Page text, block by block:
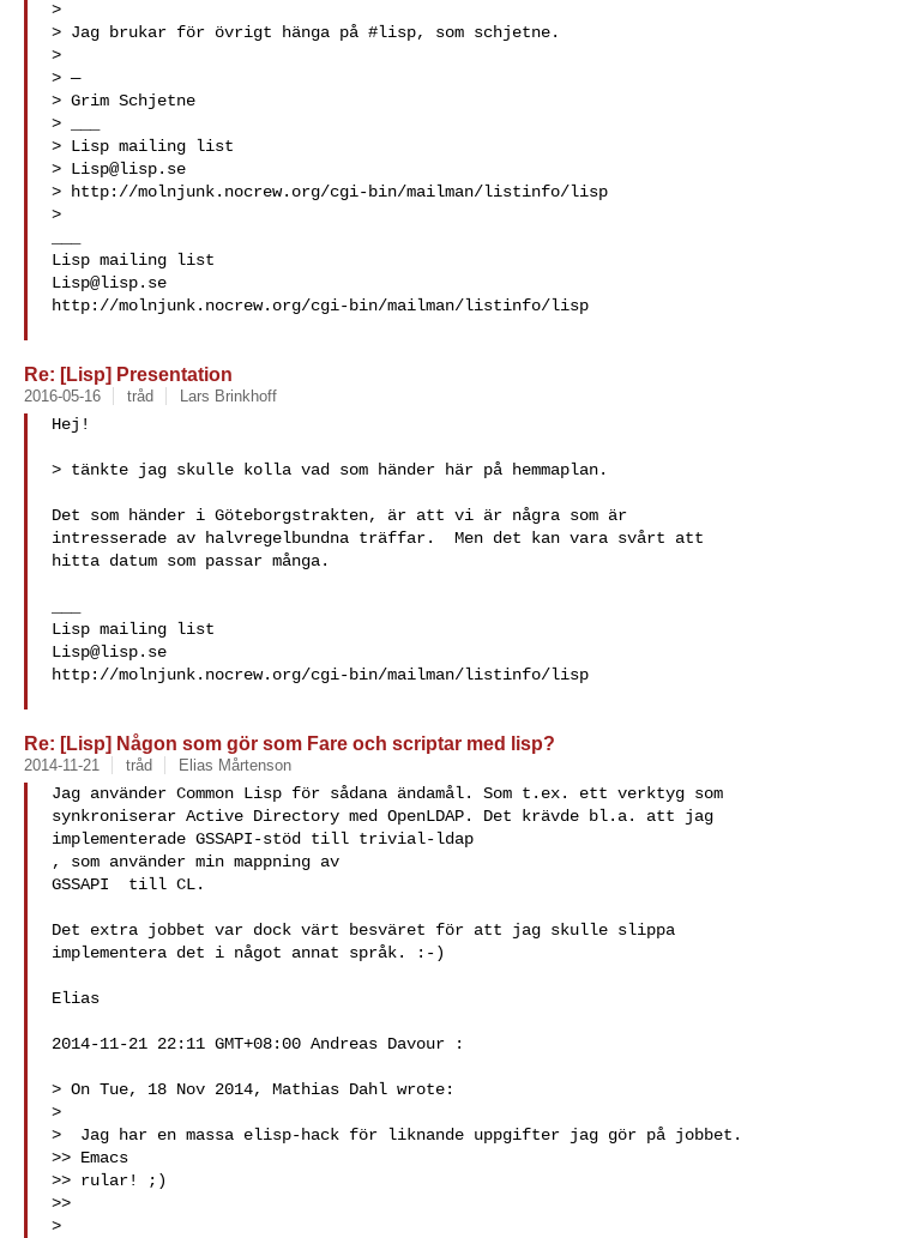
>
> Jag brukar för övrigt hänga på #lisp, som schjetne.
>
> —
> Grim Schjetne
> ___
> Lisp mailing list
> Lisp@lisp.se
> http://molnjunk.nocrew.org/cgi-bin/mailman/listinfo/lisp
>
Lisp@lisp.se
http://molnjunk.nocrew.org/cgi-bin/mailman/listinfo/lisp
Re: [Lisp] Presentation
2016-05-16 tråd Lars Brinkhoff
Hej!
> tänkte jag skulle kolla vad som händer här på hemmaplan.
Det som händer i Göteborgstrakten, är att vi är några som är
intresserade av halvregelbundna träffar.  Men det kan vara svårt att
hitta datum som passar många.
Lisp@lisp.se
http://molnjunk.nocrew.org/cgi-bin/mailman/listinfo/lisp
Re: [Lisp] Någon som gör som Fare och scriptar med lisp?
2014-11-21 tråd Elias Mårtenson
Jag använder Common Lisp för sådana ändamål. Som t.ex. ett verktyg som
synkroniserar Active Directory med OpenLDAP. Det krävde bl.a. att jag
, som använder min mappning av
GSSAPI
till CL.
Det extra jobbet var dock värt besväret för att jag skulle slippa
implementera det i något annat språk. :-)
Elias
2014-11-21 22:11 GMT+08:00 Andreas Davour :
> On Tue, 18 Nov 2014, Mathias Dahl wrote:
>
>  Jag har en massa elisp-hack för liknande uppgifter jag gör på jobbet.
>> Emacs
>> rular! ;)
>>
>